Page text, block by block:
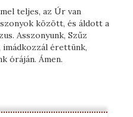
teljes, az Úr van
között, és áldott a
Asszonyunk, Szűz
imádkozzál érettünk,
óráján. Ámen.